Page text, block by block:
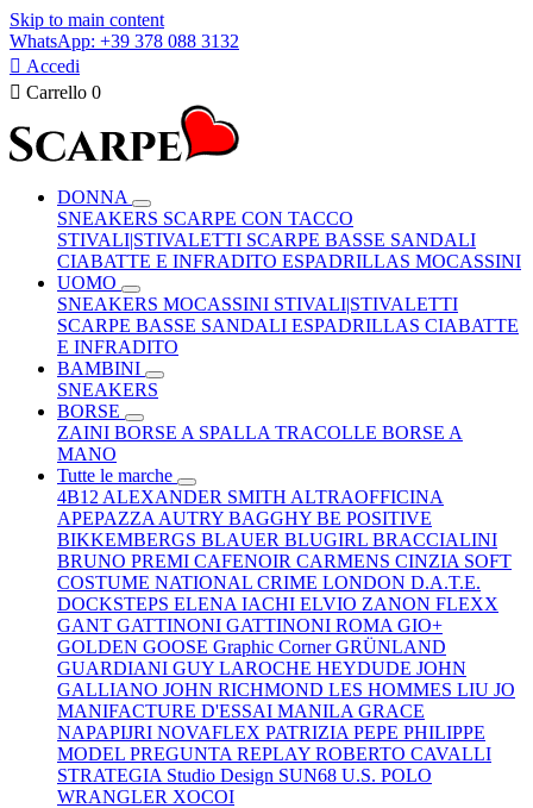
Skip to main content
WhatsApp: +39 378 088 3132
 Accedi
 Carrello 0
DONNA
SNEAKERS SCARPE CON TACCO
STIVALI|STIVALETTI SCARPE BASSE SANDALI
CIABATTE E INFRADITO ESPADRILLAS MOCASSINI
UOMO
SNEAKERS MOCASSINI STIVALI|STIVALETTI
SCARPE BASSE SANDALI ESPADRILLAS CIABATTE
E INFRADITO
BAMBINI
SNEAKERS
BORSE
ZAINI BORSE A SPALLA TRACOLLE BORSE A
MANO
Tutte le marche
4B12 ALEXANDER SMITH ALTRAOFFICINA
APEPAZZA AUTRY BAGGHY BE POSITIVE
BIKKEMBERGS BLAUER BLUGIRL BRACCIALINI
BRUNO PREMI CAFENOIR CARMENS CINZIA SOFT
COSTUME NATIONAL CRIME LONDON D.A.T.E.
DOCKSTEPS ELENA IACHI ELVIO ZANON FLEXX
GANT GATTINONI GATTINONI ROMA GIO+
GOLDEN GOOSE Graphic CornerGRÜNLAND
GUARDIANI GUY LAROCHE HEYDUDE JOHN
GALLIANO JOHN RICHMOND LES HOMMES LIU JO
MANIFACTURE D'ESSAI MANILA GRACE
NAPAPIJRI NOVAFLEX PATRIZIA PEPE PHILIPPE
MODEL PREGUNTA REPLAY ROBERTO CAVALLI
STRATEGIA Studio Design SUN68 U.S. POLO
WRANGLER XOCOI